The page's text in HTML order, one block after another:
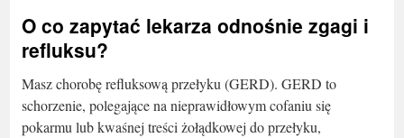
O co zapytać lekarza odnośnie zgagi i
refluksu?
Masz chorobę refluksową przełyku (GERD). GERD to
schorzenie, polegające na nieprawidłowym cofaniu się
pokarmu lub kwaśnej treści żołądkowej do przełyku,